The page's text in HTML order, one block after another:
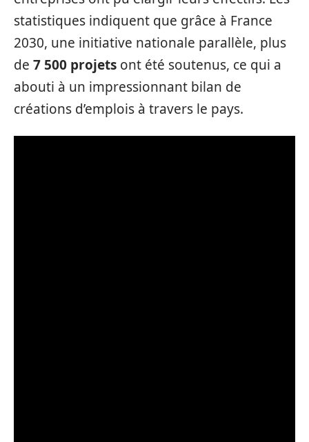
statistiques indiquent que grâce à France
2030, une initiative nationale parallèle, plus
de 7 500 projets ont été soutenus, ce qui a
abouti à un impressionnant bilan de
créations d’emplois à travers le pays.